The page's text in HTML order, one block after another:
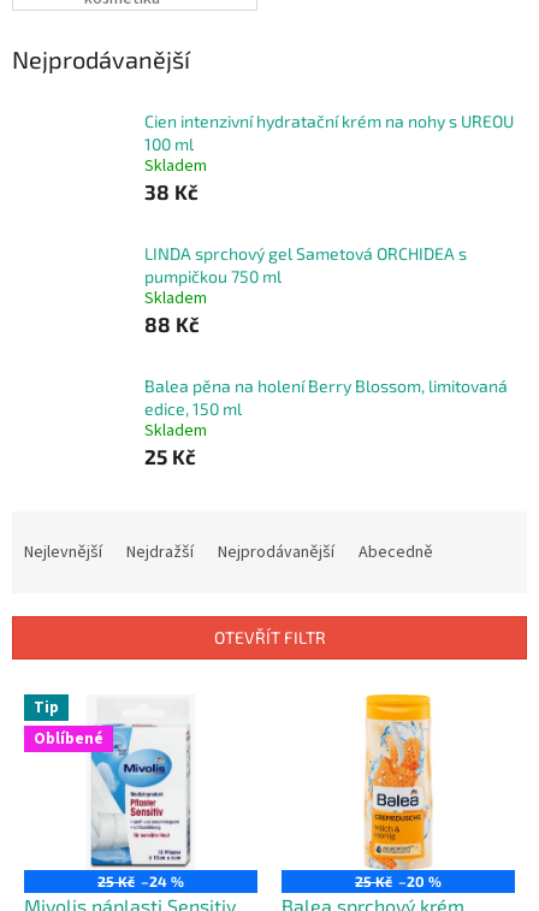
Nejprodávanější
Cien intenzivní hydratační krém na nohy s UREOU
100 ml
Skladem
38 Kč
LINDA sprchový gel Sametová ORCHIDEA s
pumpičkou 750 ml
Skladem
88 Kč
Balea pěna na holení Berry Blossom, limitovaná
edice, 150 ml
Skladem
25 Kč
í
Nejlevnější Nejdražší Nejprodávanější Abecedně
OTEVŘÍT FILTR
V
p
Tip
Oblíbené
25 Kč –24 %
Mivolis náplasti Sensitiv,
25 Kč –20 %
Balea sprchový krém